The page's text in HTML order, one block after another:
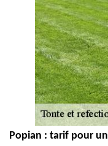
Popian : tarif pour